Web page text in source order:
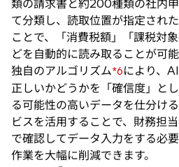
類の請求書と約200種類の社内
て分類し、読取位置が指定され
ことで、「消費税額」「課税対
どを自動的に読み取ることが可
独自のアルゴリズム*6により、
正しいかどうかを「確信度」と
る可能性の高いデータを仕分け
ビスを活用することで、財務担
で確認してデータ入力をする必
作業を大幅に削減できます。